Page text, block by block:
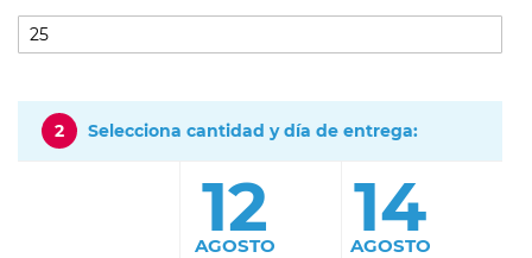
2 Selecciona cantidad y día de entrega:
12
AGOSTO 14
AGOSTO